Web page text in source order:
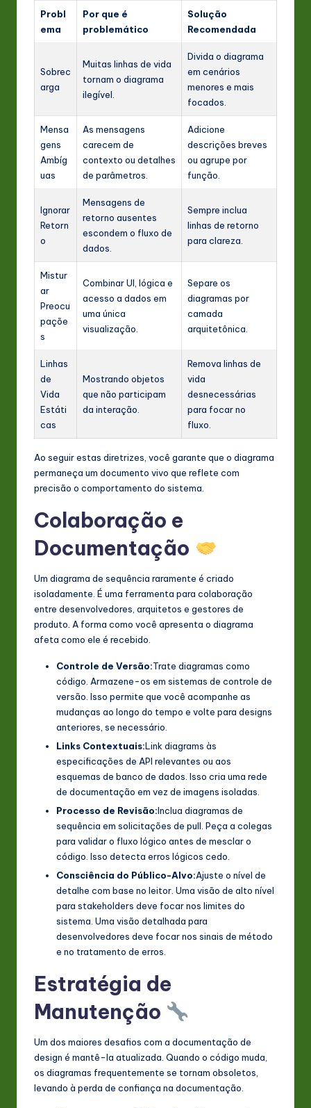
Probl
ema
Por que é
problemático
Solução
Recomendada
Sobrec
arga
Muitas linhas de vida
tornam o diagrama
ilegível.
Divida o diagrama
em cenários
menores e mais
focados.
Mensa
gens
Ambíg
uas
As mensagens
carecem de
contexto ou detalhes
de parâmetros.
Adicione
descrições breves
ou agrupe por
função.
Ignorar
Retorn
o
Mensagens de
retorno ausentes
escondem o fluxo de
dados.
Sempre inclua
linhas de retorno
para clareza.
Mistur
ar
Preocu
paçõe
s
Combinar UI, lógica e
acesso a dados em
uma única
visualização.
Separe os
diagramas por
camada
arquitetônica.
Linhas
de
Vida
Estáti
cas
Mostrando objetos
que não participam
da interação.
Remova linhas de
vida
desnecessárias
para focar no
fluxo.
Ao seguir estas diretrizes, você garante que o diagrama
permaneça um documento vivo que reflete com
precisão o comportamento do sistema.
Colaboração e
Documentação
Um diagrama de sequência raramente é criado
isoladamente. É uma ferramenta para colaboração
entre desenvolvedores, arquitetos e gestores de
produto. A forma como você apresenta o diagrama
afeta como ele é recebido.
Controle de Versão:Trate diagramas como
código. Armazene-os em sistemas de controle de
versão. Isso permite que você acompanhe as
mudanças ao longo do tempo e volte para designs
anteriores, se necessário.
Links Contextuais:Link diagrams às
especificações de API relevantes ou aos
esquemas de banco de dados. Isso cria uma rede
de documentação em vez de imagens isoladas.
Processo de Revisão:Inclua diagramas de
sequência em solicitações de pull. Peça a colegas
para validar o fluxo lógico antes de mesclar o
código. Isso detecta erros lógicos cedo.
Consciência do Público-Alvo:Ajuste o nível de
detalhe com base no leitor. Uma visão de alto nível
para stakeholders deve focar nos limites do
sistema. Uma visão detalhada para
desenvolvedores deve focar nos sinais de método
e no tratamento de erros.
Estratégia de
Manutenção
Um dos maiores desafios com a documentação de
design é mantê-la atualizada. Quando o código muda,
os diagramas frequentemente se tornam obsoletos,
levando à perda de confiança na documentação.